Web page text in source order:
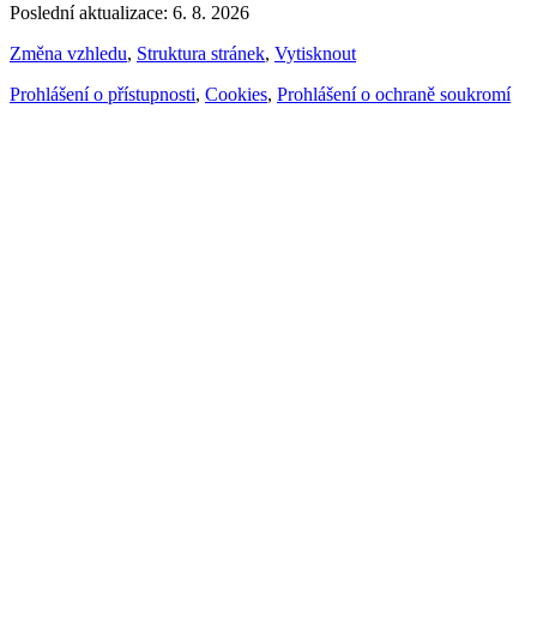
Poslední aktualizace: 6. 8. 2026
Změna vzhledu, Struktura stránek, Vytisknout
Prohlášení o přístupnosti, Cookies, Prohlášení o ochraně soukromí